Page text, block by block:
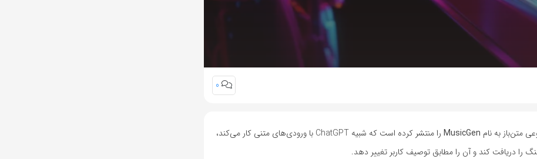
0
MusicGen
را منتشر کرده است که شبیه ChatGPT با ورودی‌های متنی کار می‌کند،
را دریافت کند و آن را مطابق توصیف کاربر تغییر دهد.